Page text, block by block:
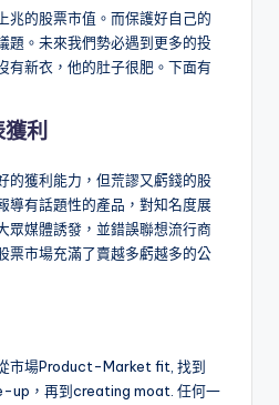
兆的股票市值。而保護好自己的
題。未來我們勢必遇到更多的投
有新衣，他的肚子很肥。下面有
利
的獲利能力，但荒謬又虧錢的股
導有話題性的產品，對知名度展
眾媒體誘發，並錯誤聯想流行商
票市場充滿了賣越多虧越多的公
市場Product-Market fit, 找到
up，再到creating moat. 任何一